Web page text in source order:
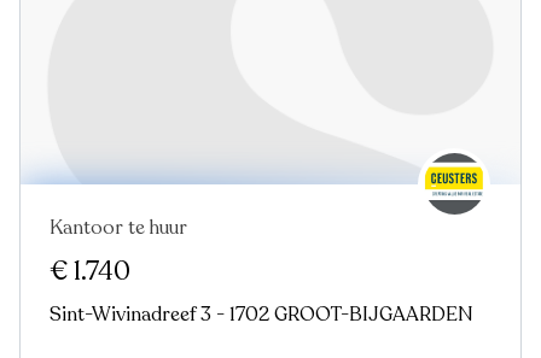
Kantoor te huur
€ 1.740
Sint-Wivinadreef 3 - 1702 GROOT-BIJGAARDEN